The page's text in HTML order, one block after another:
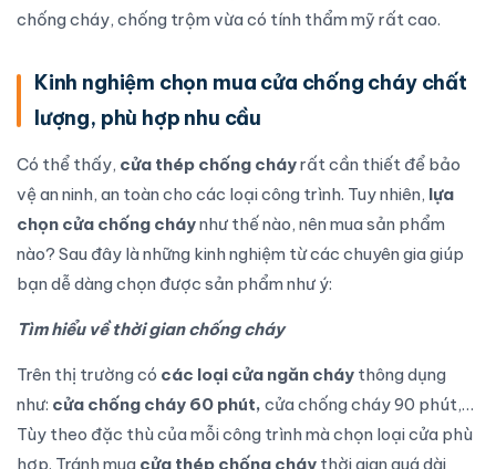
chống cháy, chống trộm vừa có tính thẩm mỹ rất cao.
Kinh nghiệm chọn mua cửa chống cháy chất
lượng, phù hợp nhu cầu
Có thể thấy, cửa thép chống cháyrất cần thiết để bảo
vệ an ninh, an toàn cho các loại công trình. Tuy nhiên, lựa
chọn cửa chống cháynhư thế nào, nên mua sản phẩm
nào? Sau đây là những kinh nghiệm từ các chuyên gia giúp
bạn dễ dàng chọn được sản phẩm như ý:
Tìm hiểu về thời gian chống cháy
Trên thị trường có các loại cửa ngăn cháy thông dụng
như: cửa chống cháy 60 phút, cửa chống cháy 90 phút,…
Tùy theo đặc thù của mỗi công trình mà chọn loại cửa phù
hợp. Tránh mua cửa thép chống cháy thời gian quá dài